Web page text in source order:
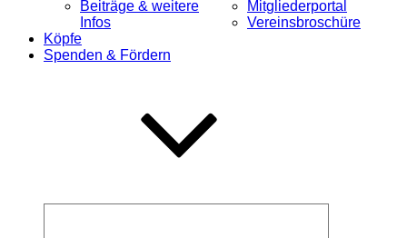
Beiträge & weitere
Infos
Mitgliederportal
Vereinsbroschüre
Köpfe
Spenden & Fördern